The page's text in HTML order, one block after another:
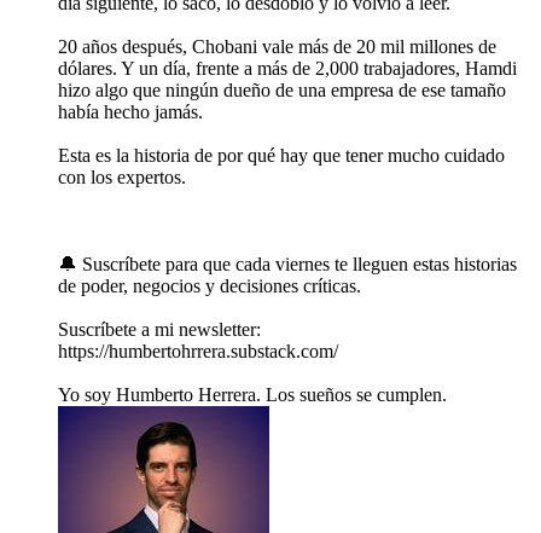
20 años después, Chobani vale más de 20 mil millones de
dólares. Y un día, frente a más de 2,000 trabajadores, Hamdi
hizo algo que ningún dueño de una empresa de ese tamaño
había hecho jamás.
Esta es la historia de por qué hay que tener mucho cuidado
con los expertos.
🔔 Suscríbete para que cada viernes te lleguen estas historias
de poder, negocios y decisiones críticas.
Suscríbete a mi newsletter:
https://humbertohrrera.substack.com/
Yo soy Humberto Herrera. Los sueños se cumplen.